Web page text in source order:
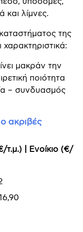
λίμνες.
της
μακράν την
ποιότητα
– συνδυασμός
ακριβές
τ.μ.) | Ενοίκιο (€/